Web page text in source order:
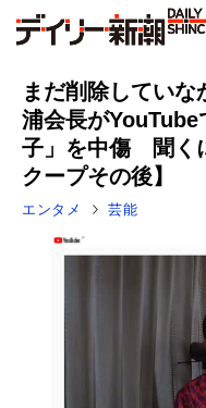
まだ削除してい
浦会長がYouTube
子」を中傷 聞く
クープその後】
エンタメ 芸能